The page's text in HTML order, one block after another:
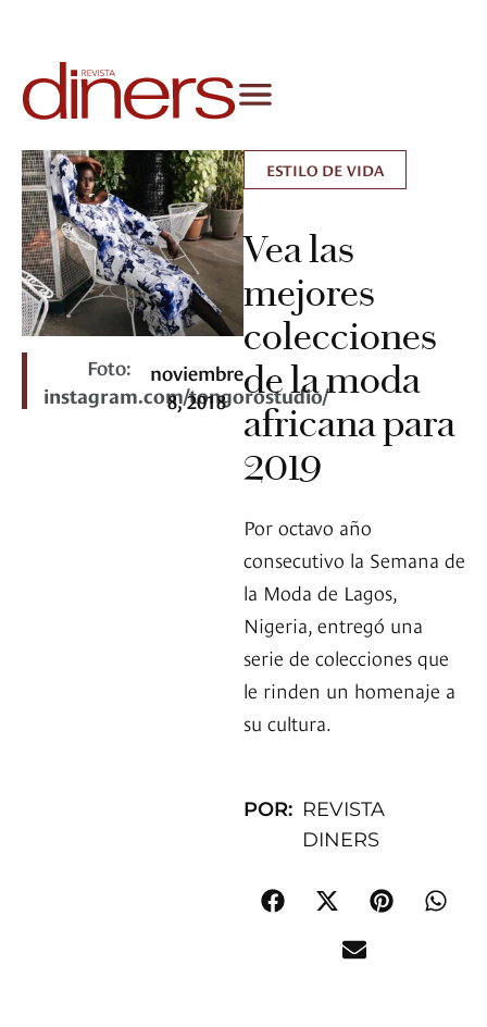
Foto:
instagram.com/tongorostudio/
noviembre
8, 2018
ESTILO DE VIDA
Vea las
mejores
colecciones
de la moda
africana para
2019
Por octavo año
consecutivo la Semana de
la Moda de Lagos,
Nigeria, entregó una
serie de colecciones que
le rinden un homenaje a
su cultura.
POR: REVISTA
DINERS